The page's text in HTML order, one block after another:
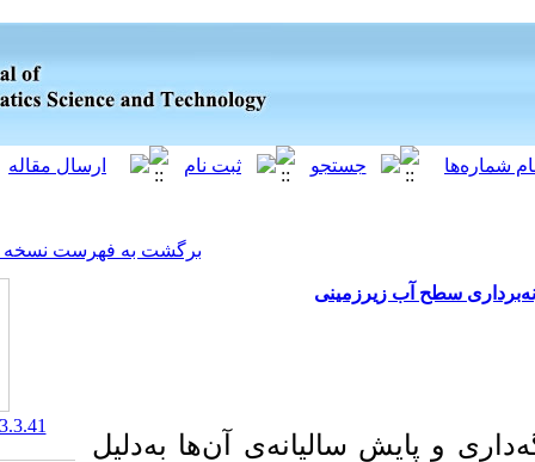
برگشت به فهرست نسخه ها
آن‌ها به­‌دلیل
‎ 10.61186/jgst.13.3.41